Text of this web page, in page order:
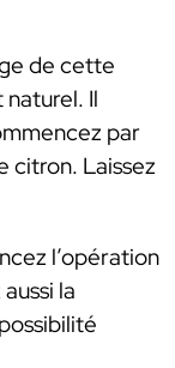
de cette
Il
par
citron. Laissez
l’opération
la